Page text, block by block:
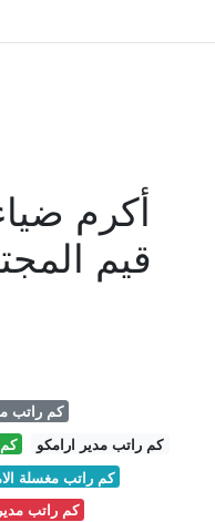
قيم
كم راتب
كم راتب مدير ارامكو
كم راتب مغسلة
كم راتب